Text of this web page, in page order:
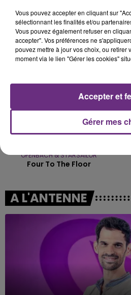
AMIR
A L'imparfaite
16h40
16h40
OFENBACH & STARSAILOR
Four To The Floor
A L'ANTENNE
Vous pouvez accepter en cliquant sur
sélectionnant les finalités et/ou
Vous pouvez également refuser en
accepter". Vos préférences ne
pouvez mettre à jour vos choix, ou retirer
moment via le lien "Gérer les cookies"
Gérer mes
Accepter et